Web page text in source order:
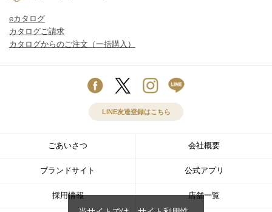
eカタログ
カタログご請求
カタログからのご注文（一括購入）
LINE友達登録はこちら
ごあいさつ 会社概要
ブランドサイト 公式アプリ
採用情報 店舗一覧